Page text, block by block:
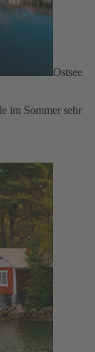
Ostsee
im Sommer sehr